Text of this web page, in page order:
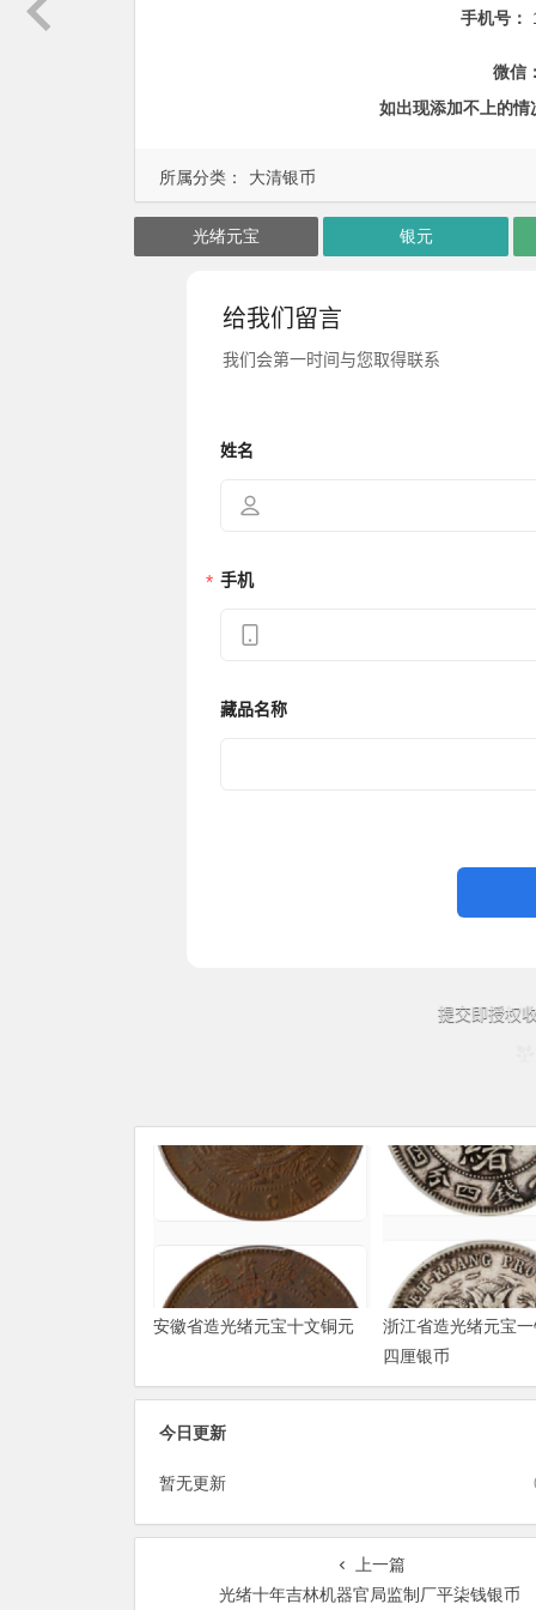
所属分类： 大清银币
手机号：
微信
如出现添加不上的
光绪元宝 银元
安徽省造光绪元宝十文铜元
浙江省造光绪元宝
四厘银币
今日更新
暂无更新
上一篇
光绪十年吉林机器官局监制厂平柒钱银币